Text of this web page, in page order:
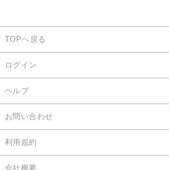
TOPへ戻る
ログイン
ヘルプ
お問い合わせ
利用規約
会社概要